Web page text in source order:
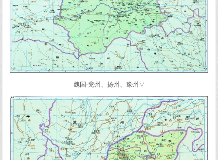
魏国-兖州、扬州、豫州▽